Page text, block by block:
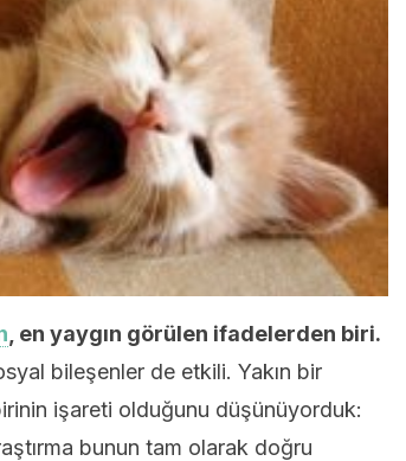
, en yaygın görülen ifadelerden biri.
bileşenler de etkili. Yakın bir
işareti olduğunu düşünüyorduk:
bunun tam olarak doğru